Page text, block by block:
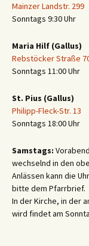
Mainzer Landstr. 299
Sonntags 9:30 Uhr
Maria Hilf (Gallus)
Rebstöcker Straße
Sonntags 11:00 Uhr
St. Pius (Gallus)
Philipp-Fleck-Str. 13
Sonntags 18:00 Uhr
Samstags:
wechselnd in den
Anlässen kann die
bitte dem Pfarrbrief.
In der Kirche, in der
wird findet am